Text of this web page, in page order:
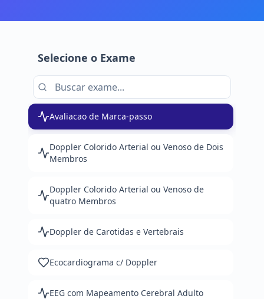
Selecione o Exame
Avaliacao de Marca-passo
Doppler Colorido Arterial ou Venoso de Dois
Membros
Doppler Colorido Arterial ou Venoso de
quatro Membros
Doppler de Carotidas e Vertebrais
Ecocardiograma c/ Doppler
EEG com Mapeamento Cerebral Adulto